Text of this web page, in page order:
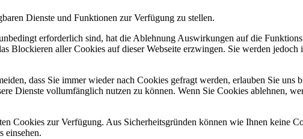
Dienste und Funktionen zur Verfügung zu stellen.
erforderlich sind, hat die Ablehnung Auswirkungen auf die
Blockieren aller Cookies auf dieser Webseite erzwingen. Sie werden
dass Sie immer wieder nach Cookies gefragt werden, erlauben Sie
Dienste vollumfänglich nutzen zu können. Wenn Sie Cookies ablehnen,
Cookies zur Verfügung. Aus Sicherheitsgründen können wie Ihnen keine
einsehen.